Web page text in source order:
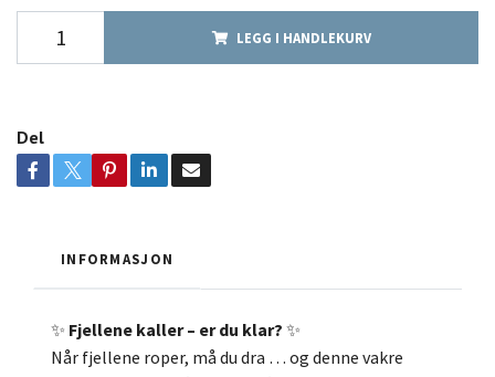
LEGG I HANDLEKURV
Del
INFORMASJON
✨ Fjellene kaller – er du klar? ✨
Når fjellene roper, må du dra … og denne vakre